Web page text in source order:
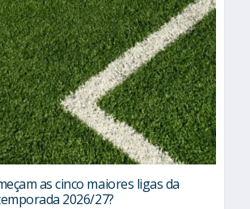
as cinco maiores ligas da
2026/27?